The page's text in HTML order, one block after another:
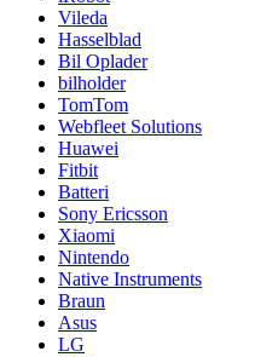
Vileda
Hasselblad
Bil Oplader
bilholder
TomTom
Webfleet Solutions
Huawei
Fitbit
Batteri
Sony Ericsson
Xiaomi
Nintendo
Native Instruments
Braun
Asus
LG